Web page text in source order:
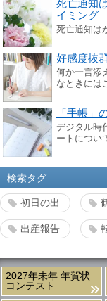
死亡通知
イミング
死亡通知は
好感度抜
何か一言添
なときには
「手帳」
デジタル時
ートについ
検索タグ
初日の出
出産報告
2027年未年 年賀状
コンテスト